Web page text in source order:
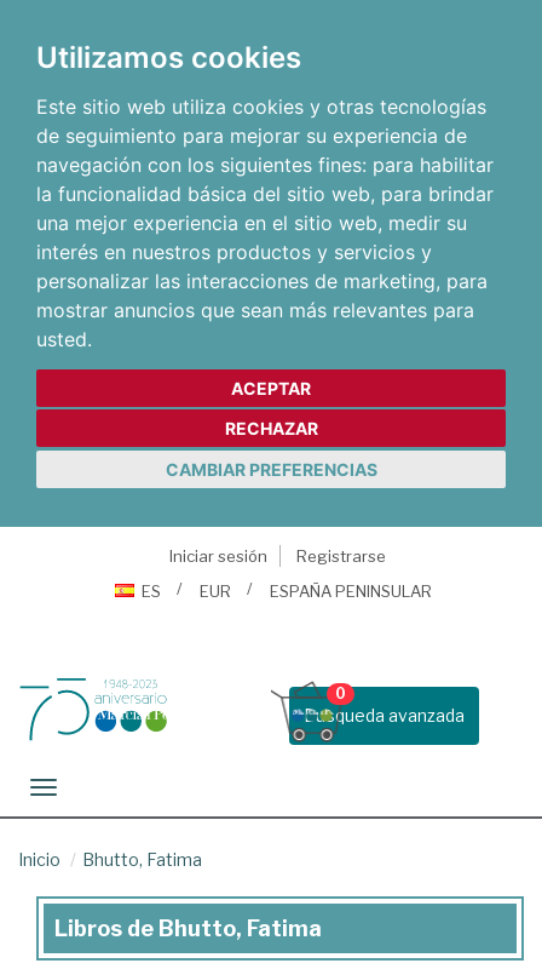
Utilizamos cookies
Este sitio web utiliza cookies y otras tecnologías
de seguimiento para mejorar su experiencia de
navegación con los siguientes fines: para habilitar
la funcionalidad básica del sitio web, para brindar
una mejor experiencia en el sitio web, medir su
interés en nuestros productos y servicios y
personalizar las interacciones de marketing, para
mostrar anuncios que sean más relevantes para
usted.
ACEPTAR
RECHAZAR
CAMBIAR PREFERENCIAS
Iniciar sesión
Registrarse
ES
EUR ESPAÑA PENINSULAR
Busqueda avanzada
0
Toggle navigation
Inicio Bhutto, Fatima
Libros
Libros de Bhutto, Fatima